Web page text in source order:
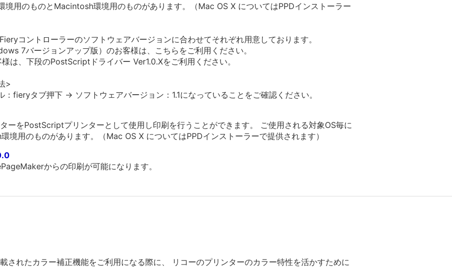
境用のものとMacintosh環境用のものがあります。（Mac OS X についてはPPDインストーラー
コントローラーのソフトウェアバージョンに合わせてそれぞれ用意しております。
7バージョンアップ版）のお客様は、こちらをご利用ください。
は、下段のPostScriptドライバー Ver1.0.Xをご利用ください。
>
fieryタブ押下 -> ソフトウェアバージョン：1.1になっていることをご確認ください。
ーをPostScriptプリンターとして使用し印刷を行うことができます。 ご使用される対象OS毎に
境用のものがあります。（Mac OS X についてはPPDインストーラーで提供されます）
からの印刷が可能になります。
されたカラー補正機能をご利用になる際に、 リコーのプリンターのカラー特性を活かすために